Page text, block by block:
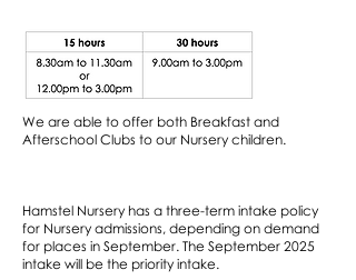
We are able to offer both Breakfast and
Afterschool Clubs to our Nursery children.
Hamstel Nursery has a three-term intake policy
for Nursery admissions, depending on demand
for places in September. The September 2025
intake will be the priority intake.